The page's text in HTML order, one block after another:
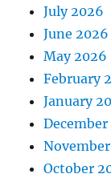
July 2026
June 2026
May 2026
February
January
December
October